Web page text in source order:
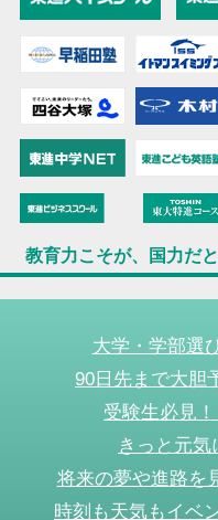
教育力こそが、国力だと
大学・学部選
90日先まで大胆
受験生必見
きっと元
将来の夢や進路を
時刻も天気もイベ